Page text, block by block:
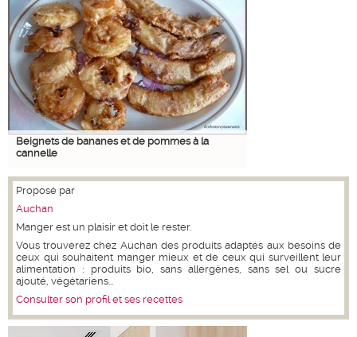
Beignets de bananes et de pommes à la
cannelle
Proposé par
Auchan
Manger est un plaisir et doit le rester.
Vous trouverez chez Auchan des produits adaptés aux besoins de
ceux qui souhaitent manger mieux et de ceux qui surveillent leur
alimentation : produits bio, sans allergènes, sans sel ou sucre
ajouté, végétariens...
Consulter son profil et ses recettes